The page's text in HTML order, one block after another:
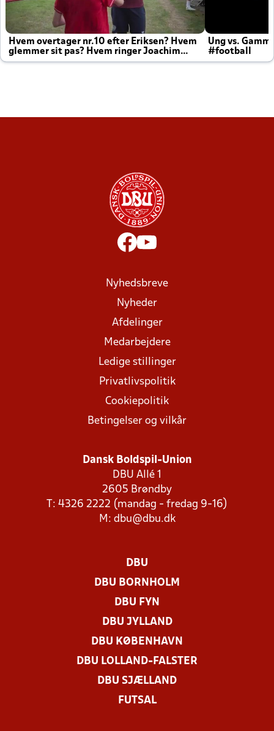
Hvem overtager nr.10 efter Eriksen? Hvem
glemmer sit pas? Hvem ringer Joachim
altid til efter kampe?
Ung vs.
#football
Nyhedsbreve
Nyheder
Afdelinger
Medarbejdere
Ledige stillinger
Privatlivspolitik
Cookiepolitik
Betingelser og vilkår
Dansk Boldspil-Union
DBU Allé 1
2605 Brøndby
T: 4326 2222 (mandag - fredag 9-16)
M: dbu@dbu.dk
DBU
DBU BORNHOLM
DBU FYN
DBU JYLLAND
DBU KØBENHAVN
DBU LOLLAND-FALSTER
DBU SJÆLLAND
FUTSAL